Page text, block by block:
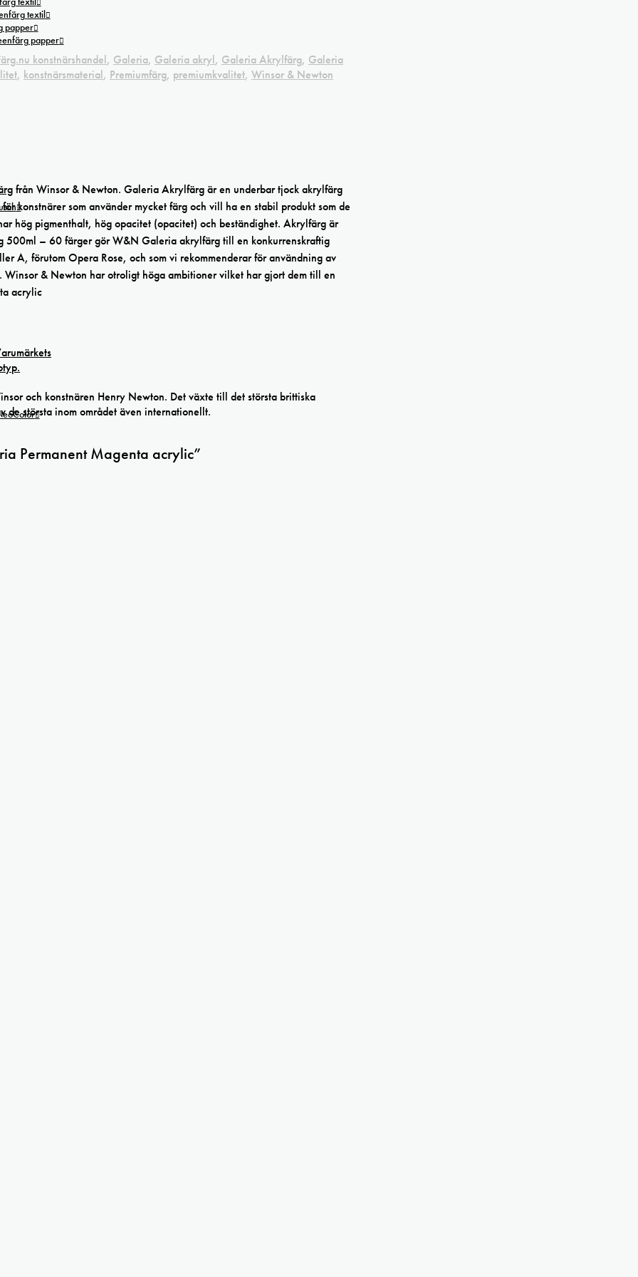
textil
papper
papper
konstnärshandel, Galeria, Galeria akryl, Galeria Akrylfärg, Galeria
, konstnärsmaterial, Premiumfärg, premiumkvalitet, Winsor & Newton
från Winsor & Newton. Galeria Akrylfärg är en underbar tjock akrylfärg
konstnärer som använder mycket färg och vill ha en stabil produkt som de
hög pigmenthalt, hög opacitet (opacitet) och beständighet. Akrylfärg är
– 60 färger gör W&N Galeria akrylfärg till en konkurrenskraftig
A, förutom Opera Rose, och som vi rekommenderar för användning av
& Newton har otroligt höga ambitioner vilket har gjort dem till en
acrylic
och konstnären Henry Newton. Det växte till det största brittiska
största inom området även internationellt.
Permanent Magenta acrylic”